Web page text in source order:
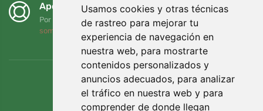
Usamos cookies y otras técnicas
de rastreo para mejorar tu
experiencia de navegación en
nuestra web, para mostrarte
contenidos personalizados y
anuncios adecuados, para analizar
el tráfico en nuestra web y para
comprender de donde llegan
Apoyamos a Trees.org
Por cada pedido plantamos un árbol. Leer más
somos